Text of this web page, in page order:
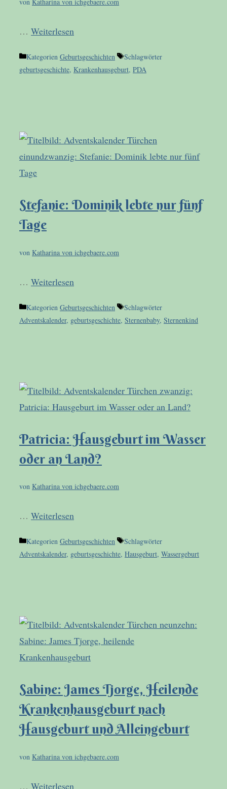
… Weiterlesen
Kategorien Geburtsgeschichten
Schlagwörter
geburtsgeschichte, Krankenhausgeburt, PDA
Stefanie: Dominik lebte nur fünf
Tage
von Katharina von ichgebaere.com
… Weiterlesen
Kategorien Geburtsgeschichten
Schlagwörter
Adventskalender, geburtsgeschichte, Sternenbaby, Sternenkind
Patricia: Hausgeburt im Wasser
oder an Land?
von Katharina von ichgebaere.com
… Weiterlesen
Kategorien Geburtsgeschichten
Schlagwörter
Adventskalender, geburtsgeschichte, Hausgeburt, Wassergeburt
Sabine: James Tjorge, Heilende
Krankenhausgeburt nach
Hausgeburt und Alleingeburt
von Katharina von ichgebaere.com
… Weiterlesen